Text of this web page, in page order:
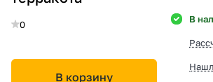
0
В корзину
В